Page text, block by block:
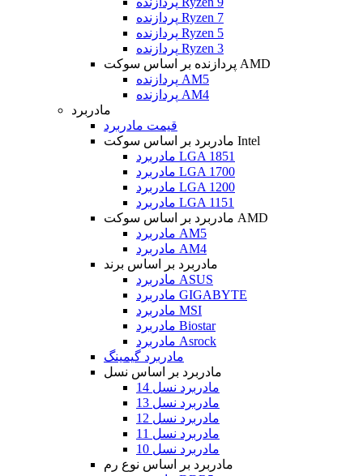
پردازنده Ryzen 7
پردازنده Ryzen 5
پردازنده Ryzen 3
پردازنده بر اساس سوکت AMD
پردازنده AM5
پردازنده AM4
مادربرد
قیمت مادربرد
مادربرد بر اساس سوکت Intel
مادربرد LGA 1851
مادربرد LGA 1700
مادربرد LGA 1200
مادربرد LGA 1151
مادربرد بر اساس سوکت AMD
مادربرد AM5
مادربرد AM4
مادربرد بر اساس برند
مادربرد ASUS
مادربرد GIGABYTE
مادربرد MSI
مادربرد Biostar
مادربرد Asrock
مادربرد گیمینگ
مادربرد بر اساس نسل
مادربرد نسل 14
مادربرد نسل 13
مادربرد نسل 12
مادربرد نسل 11
مادربرد نسل 10
مادربرد بر اساس نوع رم